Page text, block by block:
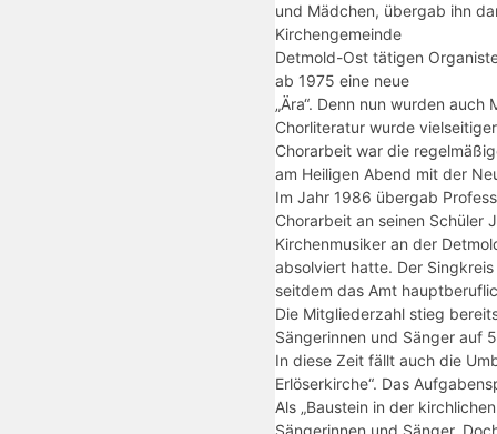
und Mädchen, übergab ihn
Kirchengemeinde
Detmold-Ost tätigen
ab 1975 eine neue
„Ära“. Denn nun wurden
Chorliteratur wurde
Chorarbeit war die
am Heiligen Abend mit der
Im Jahr 1986 übergab
Chorarbeit an seinen Schüler
Kirchenmusiker an der
absolviert hatte. Der
seitdem das Amt
Die Mitgliederzahl stieg
Sängerinnen und Sänger auf
In diese Zeit fällt auch die
Erlöserkirche“. Das
Als „Baustein in der
Sängerinnen und Sänger.